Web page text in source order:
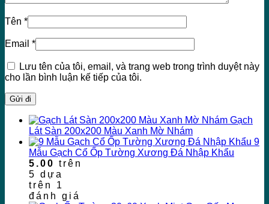
Tên *
Email *
Lưu tên của tôi, email, và trang web trong trình duyệt này
cho lần bình luận kế tiếp của tôi.
Gạch
Lát Sàn 200x200 Màu Xanh Mờ Nhám
9
Mẫu Gạch Cổ Ốp Tường Xương Đá Nhập Khẩu
5.00 trên
5 dựa
trên 1
đánh giá